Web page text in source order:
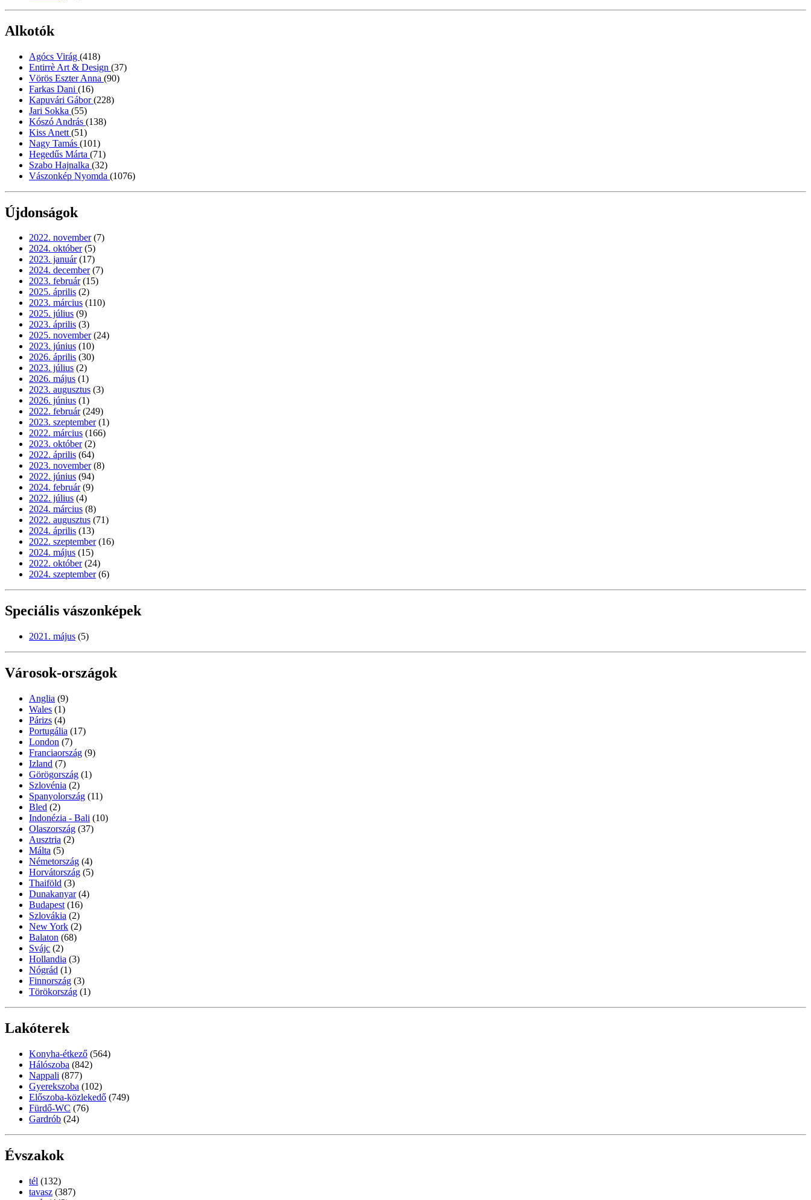
Alkotók
Agócs Virág (418)
Entirrè Art & Design (37)
Vörös Eszter Anna (90)
Farkas Dani (16)
Kapuvári Gábor(228)
Jari Sokka (55)
Kószó András (138)
Kiss Anett (51)
Nagy Tamás (101)
Hegedűs Márta (71)
Szabo Hajnalka (32)
Vászonkép Nyomda (1076)
Újdonságok
2022. november (7)
2024. október (5)
2023. január (17)
2024. december (7)
2023. február (15)
2025. április (2)
2023. március (110)
2025. július (9)
2023. április (3)
2025. november (24)
2023. június (10)
2026. április (30)
2023. július (2)
2026. május (1)
2023. augusztus (3)
2026. június (1)
2022. február (249)
2023. szeptember (1)
2022. március (166)
2023. október (2)
2022. április (64)
2023. november (8)
2022. június (94)
2024. február (9)
2022. július (4)
2024. március (8)
2022. augusztus (71)
2024. április (13)
2022. szeptember (16)
2024. május (15)
2022. október (24)
2024. szeptember (6)
Speciális vászonképek
2021. május (5)
Városok-országok
Anglia (9)
Wales (1)
Párizs (4)
Portugália (17)
London (7)
Franciaország (9)
Izland (7)
Görögország (1)
Szlovénia (2)
Spanyolország (11)
Bled (2)
Indonézia - Bali (10)
Olaszország (37)
Ausztria (2)
Málta (5)
Németország (4)
Horvátország (5)
Thaiföld (3)
Dunakanyar (4)
Budapest (16)
Szlovákia (2)
New York (2)
Balaton (68)
Svájc (2)
Hollandia (3)
Nógrád (1)
Finnország (3)
Törökország (1)
Lakóterek
Konyha-étkező (564)
Hálószoba (842)
Nappali (877)
Gyerekszoba (102)
Előszoba-közlekedő (749)
Fürdő-WC (76)
Gardrób (24)
Évszakok
tél (132)
tavasz (387)